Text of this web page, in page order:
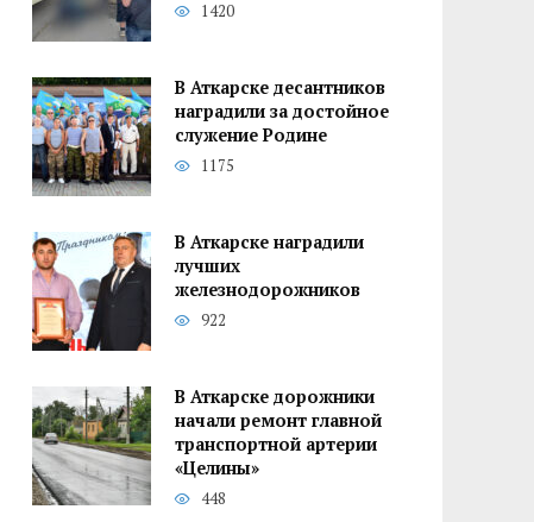
1420
В Аткарске десантников
наградили за достойное
служение Родине
1175
В Аткарске наградили
лучших
железнодорожников
922
В Аткарске дорожники
начали ремонт главной
транспортной артерии
«Целины»
448